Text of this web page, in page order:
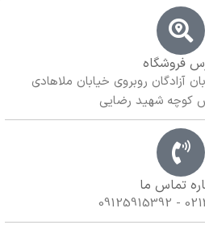
فروشگاه
آزادگان روبروی خیابان ملاهادی
کوچه شهید رضایی
تماس ما